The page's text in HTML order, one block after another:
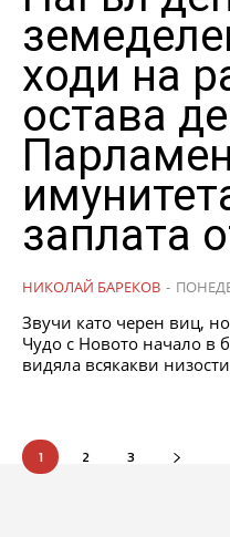
ходи на
остава
заплата
НИКОЛАЙ БАРЕКОВ -
Звучи като черен виц, но е
Чудо с Новото начало в
видяла всякакви
1 2 3